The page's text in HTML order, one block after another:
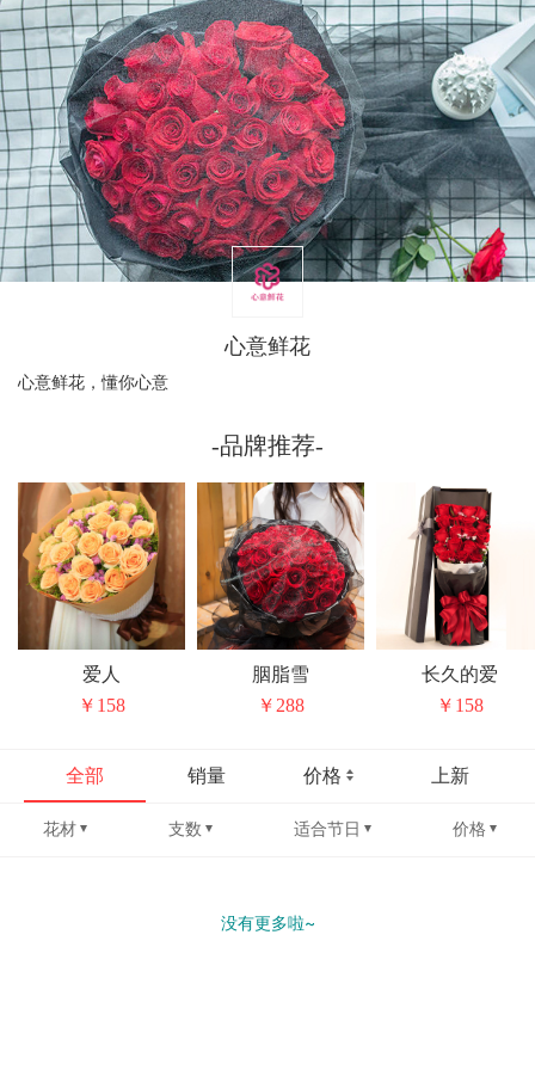
心意鲜花
心意鲜花，懂你心意
-品牌推荐-
爱人
￥158
胭脂雪
￥288
长久的爱
￥158
全部 销量 价格 上新
花材 支数 适合节日 价格
没有更多啦~